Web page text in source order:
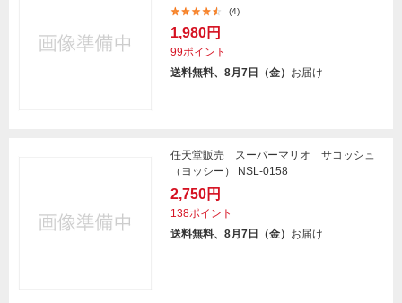
(4)
1,980円
99ポイント
送料無料、8月7日（金） お届け
任天堂販売 スーパーマリオ サコッシュ
（ヨッシー） NSL-0158
2,750円
138ポイント
送料無料、8月7日（金） お届け